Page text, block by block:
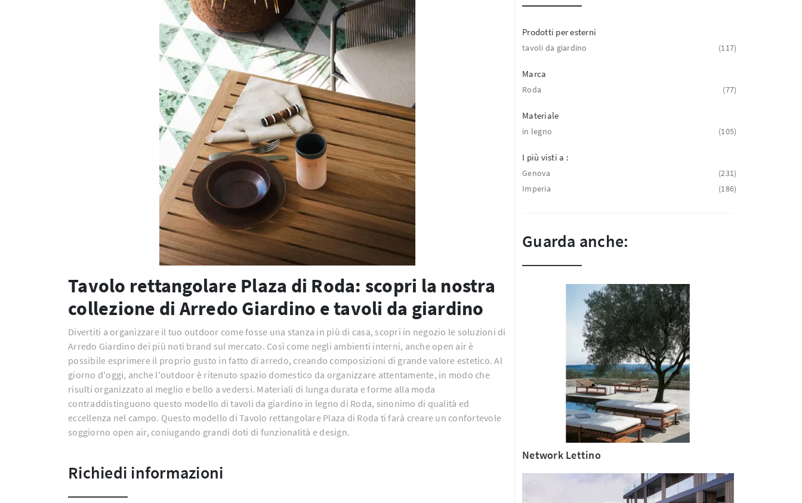
Tavolo rettangolare Plaza di Roda: scopri la nostra
collezione di Arredo Giardino e tavoli da giardino
Divertiti a organizzare il tuo outdoor come fosse una stanza in più di casa, scopri in negozio le soluzioni di
Arredo Giardino dei più noti brand sul mercato. Così come negli ambienti interni, anche open air è
possibile esprimere il proprio gusto in fatto di arredo, creando composizioni di grande valore estetico. Al
giorno d'oggi, anche l'outdoor è ritenuto spazio domestico da organizzare attentamente, in modo che
risulti organizzato al meglio e bello a vedersi. Materiali di lunga durata e forme alla moda
contraddistinguono questo modello di tavoli da giardino in legno di Roda, sinonimo di qualità ed
eccellenza nel campo. Questo modello di Tavolo rettangolare Plaza di Roda ti farà creare un confortevole
soggiorno open air, coniugando grandi doti di funzionalità e design.
Richiedi informazioni
Prodotti per esterni
tavoli da giardino 117
Marca
Roda 77
Materiale
in legno 105
I più visti a :
Genova
231
Imperia
186
Guarda anche:
Network Lettino